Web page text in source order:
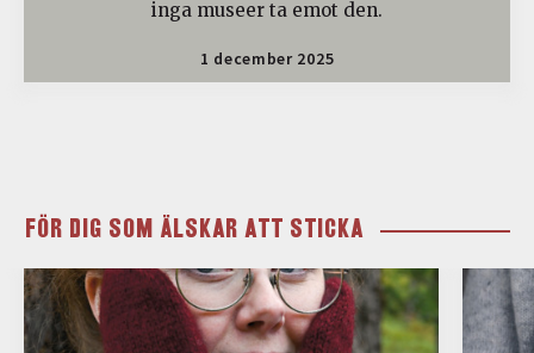
inga museer ta emot den.
1 december 2025
FÖR DIG SOM ÄLSKAR ATT STICKA